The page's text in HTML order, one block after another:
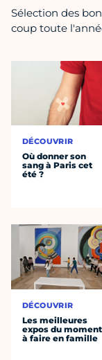
Sélection des
coup toute
DÉCOUVRIR
Où donner son
sang à Paris cet
été ?
DÉCOUVRIR
Les meilleures
expos du moment
à faire en famille